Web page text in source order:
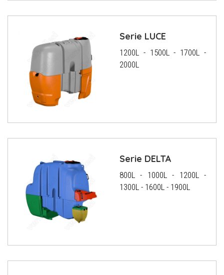
Serie LUCE
1200L - 1500L - 1700L -
2000L
Serie DELTA
800L - 1000L - 1200L -
1300L - 1600L - 1900L